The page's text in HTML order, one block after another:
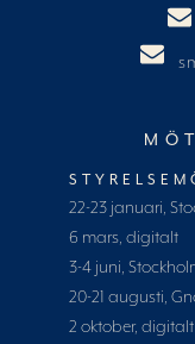
22-23 januari,
6 mars, digitalt
3-4 juni,
20-21 augusti,
2 oktober, digitalt